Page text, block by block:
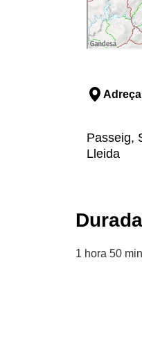
Adreça
Passeig,
Lleida
Durada
1 hora 50